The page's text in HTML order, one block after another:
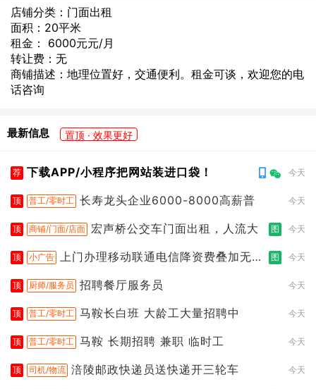
店铺分类：门面出租
面积：20平米
租金： 6000元元/月
转让费：无
商铺描述：地理位置好，交通便利。租金可谈，欢迎您的电
话咨询
最新信息 置顶 · 效果更好
荐 下载APP/小程序把网站装进口袋！ 今天
顶 普工/零时工 长寿龙头企业6000-8000高薪普 今天
顶 商铺/门面/店面 宏声桥公交车门面出租，人流大 图 今天
顶 小广告 上门办理移动联通电信降资费叠加无限
图 今天
顶 厨师/服务员 招聘餐厅服务员 今天
顶 普工/零时工 马鞍长白班 大龄工大量招聘中 今天
顶 普工/零时工 马鞍 长期招聘 兼职 临时工 今天
顶 司机/物流 涪陵邮政快递员送快递开三轮车 今天